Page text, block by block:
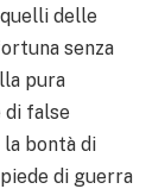
delle
senza
pura
false
bontà di
di guerra